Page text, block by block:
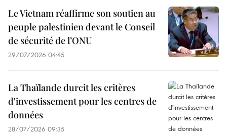
Le Vietnam réaffirme son soutien au
peuple palestinien devant le Conseil
de sécurité de l’ONU
29/07/2026 04:45
La Thaïlande durcit les critères
d'investissement pour les centres de
données
28/07/2026 09:35